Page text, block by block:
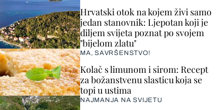
Hrvatski otok na kojem živi samo
jedan stanovnik: Ljepotan koji je
diljem svijeta poznat po svojem
"bijelom zlatu"
MA, SAVRŠENSTVO!
Kolač s limunom i sirom: Recept
za božanstvenu slasticu koja se
topi u ustima
NAJMANJA NA SVIJETU